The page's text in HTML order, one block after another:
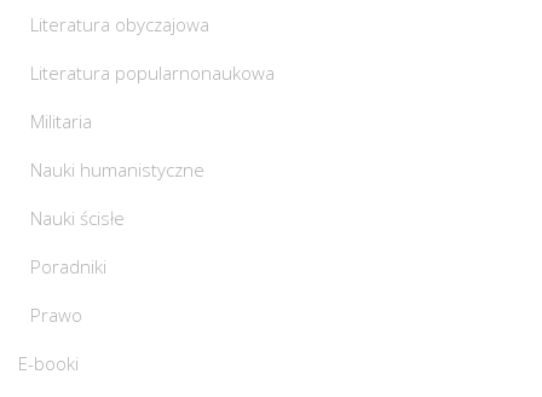
Literatura obyczajowa
Literatura popularnonaukowa
Militaria
Nauki humanistyczne
Nauki ścisłe
Poradniki
Prawo
E-booki